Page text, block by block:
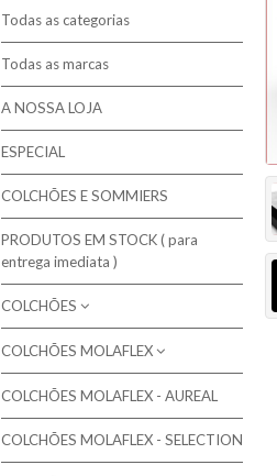
Todas as categorias
Todas as marcas
A NOSSA LOJA
ESPECIAL
COLCHÕES E SOMMIERS
PRODUTOS EM STOCK ( para
entrega imediata )
COLCHÕES
Molaflex - Mola Multielástic®
Campanha de 10% em colchões
Colchões de molas ensacadas
Colchões de Molas Bicónicas / Bonnel
COLCHÕES MOLAFLEX
Colchões Molaflex
Colchões Molaflex Fresh Cool
COLCHÕES MOLAFLEX - AUREAL
COLCHÕES MOLAFLEX - SELECTION